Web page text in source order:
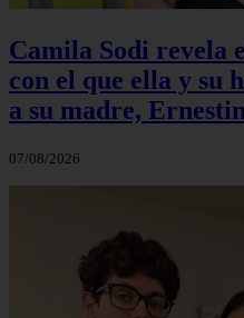
Camila Sodi revela
con el que ella y su
a su madre,
07/08/2026